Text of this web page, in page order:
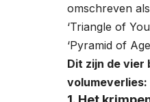
omschreven
‘Triangle of
‘Pyramid of
Dit zijn de vier
volumeverlies: